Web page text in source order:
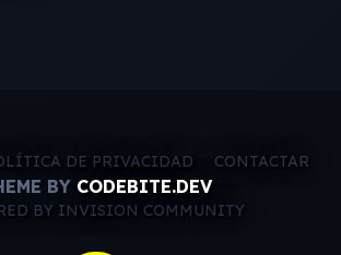
DE PRIVACIDAD CONTACTAR
BY CODEBITE.DEV
BY INVISION COMMUNITY